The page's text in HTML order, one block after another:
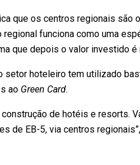
que os centros regionais são
funciona como uma
que depois o valor investido é
setor hoteleiro tem utilizado
ao Green Card.
de hotéis e resorts.
de EB-5, via centros